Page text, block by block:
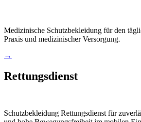
Medizinische Schutzbekleidung für den
Praxis und medizinischer Versorgung.
→
Rettungsdienst
Schutzbekleidung Rettungsdienst für